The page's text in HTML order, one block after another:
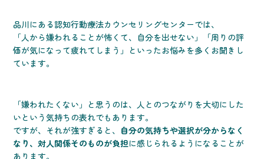
品川にある認知行動療法カウンセリングセンターでは、
「人から嫌われることが怖くて、自分を出せない」「周りの評
価が気になって疲れてしまう」といったお悩みを多くお聞きし
ています。
「嫌われたくない」と思うのは、人とのつながりを大切にした
いという気持ちの表れでもあります。
ですが、それが強すぎると、 自分の気持ちや選択が分からなく
なり、対人関係そのものが負担に感じられるようになることが
あります。